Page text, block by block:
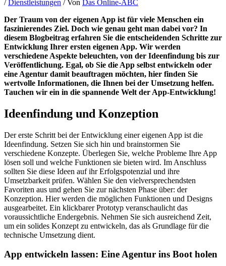
/Dienstleistungen / Von Das Online-ABC
Der Traum von der eigenen App ist für viele Menschen ein
faszinierendes Ziel. Doch wie genau geht man dabei vor? In
diesem Blogbeitrag erfahren Sie die entscheidenden Schritte zur
Entwicklung Ihrer ersten eigenen App. Wir werden
verschiedene Aspekte beleuchten, von der Ideenfindung bis zur
Veröffentlichung. Egal, ob Sie die App selbst entwickeln oder
eine Agentur damit beauftragen möchten, hier finden Sie
wertvolle Informationen, die Ihnen bei der Umsetzung helfen.
Tauchen wir ein in die spannende Welt der App-Entwicklung!
Ideenfindung und Konzeption
Der erste Schritt bei der Entwicklung einer eigenen App ist die
Ideenfindung. Setzen Sie sich hin und brainstormen Sie
verschiedene Konzepte. Überlegen Sie, welche Probleme Ihre App
lösen soll und welche Funktionen sie bieten wird. Im Anschluss
sollten Sie diese Ideen auf ihr Erfolgspotenzial und ihre
Umsetzbarkeit prüfen. Wählen Sie den vielversprechendsten
Favoriten aus und gehen Sie zur nächsten Phase über: der
Konzeption. Hier werden die möglichen Funktionen und Designs
ausgearbeitet. Ein klickbarer Prototyp veranschaulicht das
voraussichtliche Endergebnis. Nehmen Sie sich ausreichend Zeit,
um ein solides Konzept zu entwickeln, das als Grundlage für die
technische Umsetzung dient.
App entwickeln lassen: Eine Agentur ins Boot holen